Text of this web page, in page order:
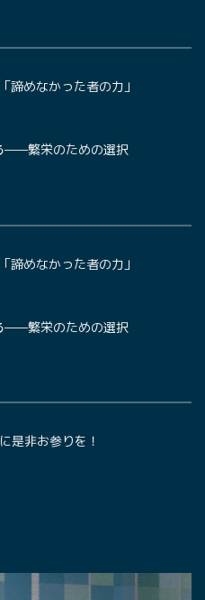
諦めなかった者の力」
——繁栄のための選択
諦めなかった者の力」
——繁栄のための選択
是非お参りを！